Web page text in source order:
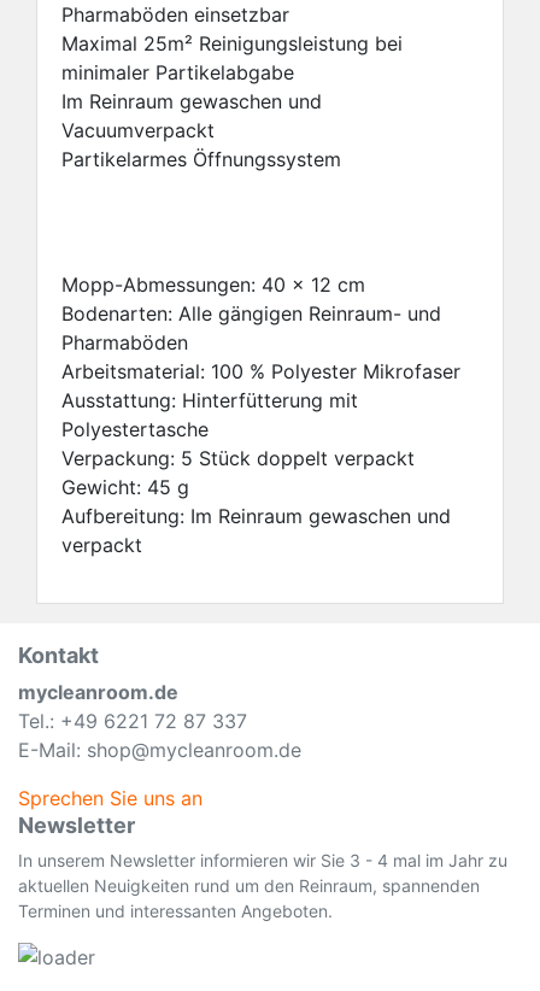
Pharmaböden einsetzbar
Maximal 25m² Reinigungsleistung bei
minimaler Partikelabgabe
Im Reinraum gewaschen und
Vacuumverpackt
Partikelarmes Öffnungssystem
Mopp-Abmessungen: 40 x 12 cm
Bodenarten: Alle gängigen Reinraum- und
Pharmaböden
Arbeitsmaterial: 100 % Polyester Mikrofaser
Ausstattung: Hinterfütterung mit
Polyestertasche
Verpackung: 5 Stück doppelt verpackt
Gewicht: 45 g
Aufbereitung: Im Reinraum gewaschen und
verpackt
Kontakt
mycleanroom.de
Tel.: +49 6221 72 87 337
E-Mail: shop@mycleanroom.de
Sprechen Sie uns an
Newsletter
In unserem Newsletter informieren wir Sie 3 - 4 mal im Jahr zu
aktuellen Neuigkeiten rund um den Reinraum, spannenden
Terminen und interessanten Angeboten.